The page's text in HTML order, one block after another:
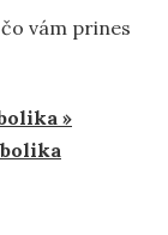
vám prines
»